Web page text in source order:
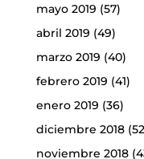
mayo 2019 (57)
abril 2019 (49)
marzo 2019 (40)
febrero 2019 (41)
enero 2019 (36)
diciembre 2018
noviembre 2018